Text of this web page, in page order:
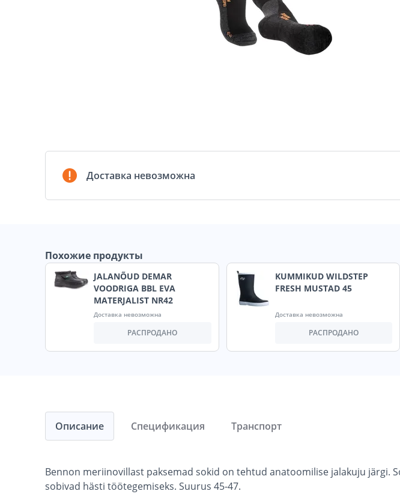
Доставка невозможна
Похожие продукты
JALANÕUD DEMAR
VOODRIGA BBL EVA
MATERJALIST NR42
Доставка невозможна
РАСПРОДАНО
KUMMIKUD WILDSTEP
FRESH MUSTAD 45
Доставка невозможна
РАСПРОДАНО
Описание
Bennon meriinovillast paksemad sokid on tehtud anatoomilise jalakuju järgi.
sobivad hästi töötegemiseks. Suurus 45-47.
Спецификация Транспорт